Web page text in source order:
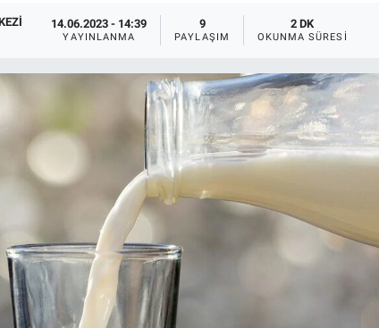
14.06.2023 - 14:39
YAYINLANMA
9
PAYLAŞIM
2 DK
OKUNMA SÜRESI